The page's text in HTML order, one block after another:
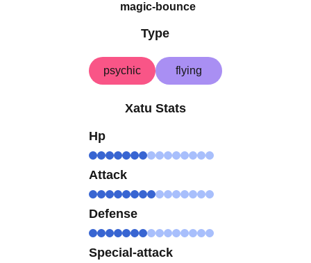
magic-bounce
Type
psychic flying
Xatu Stats
Hp
Attack
Defense
Special-attack